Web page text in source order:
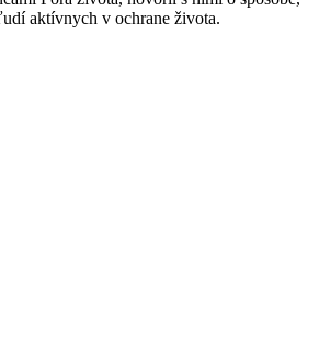
aktívnych v ochrane života.